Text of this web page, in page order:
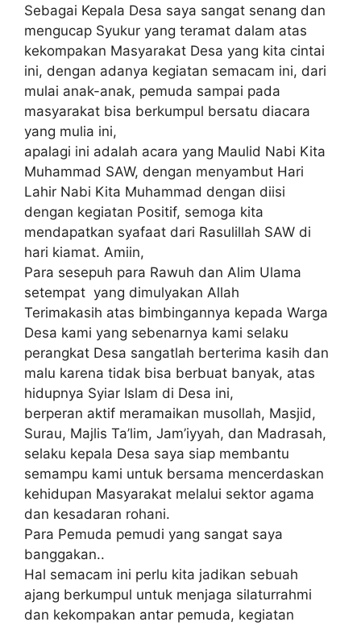
Sebagai Kepala Desa saya sangat senang dan
mengucap Syukur yang teramat dalam atas
kekompakan Masyarakat Desa yang kita cintai
ini, dengan adanya kegiatan semacam ini, dari
mulai anak-anak, pemuda sampai pada
masyarakat bisa berkumpul bersatu diacara
yang mulia ini,
apalagi ini adalah acara yang Maulid Nabi Kita
Muhammad SAW, dengan menyambut Hari
Lahir Nabi Kita Muhammad dengan diisi
dengan kegiatan Positif, semoga kita
mendapatkan syafaat dari Rasulillah SAW di
hari kiamat. Amiin,
Para sesepuh para Rawuh dan Alim Ulama
setempat yang dimulyakan Allah
Terimakasih atas bimbingannya kepada Warga
Desa kami yang sebenarnya kami selaku
perangkat Desa sangatlah berterima kasih dan
malu karena tidak bisa berbuat banyak, atas
hidupnya Syiar Islam di Desa ini,
berperan aktif meramaikan musollah, Masjid,
Surau, Majlis Ta’lim, Jam’iyyah, dan Madrasah,
selaku kepala Desa saya siap membantu
semampu kami untuk bersama mencerdaskan
kehidupan Masyarakat melalui sektor agama
dan kesadaran rohani.
Para Pemuda pemudi yang sangat saya
banggakan..
Hal semacam ini perlu kita jadikan sebuah
ajang berkumpul untuk menjaga silaturrahmi
dan kekompakan antar pemuda, kegiatan